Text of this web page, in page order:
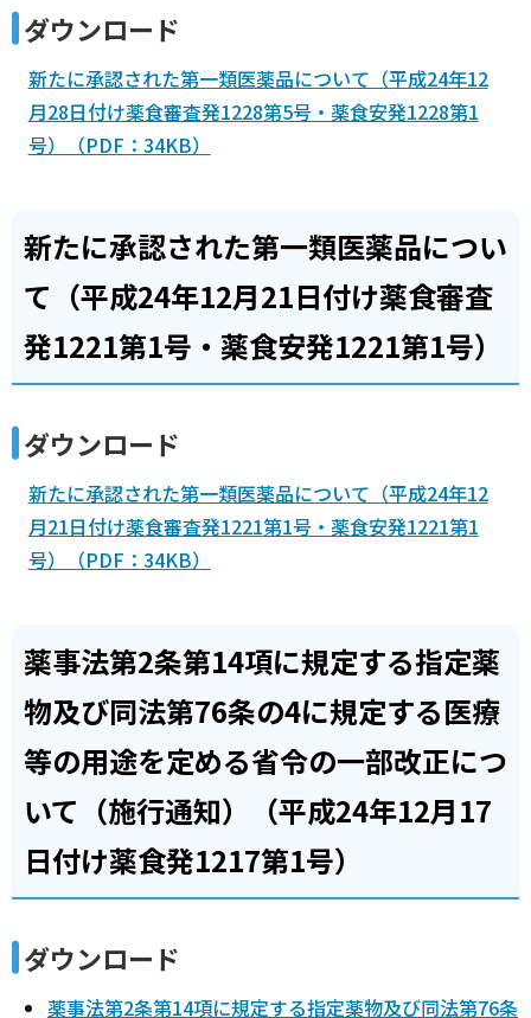
ダウンロード
新たに承認された第一類医薬品について（平成24年12
月28日付け薬食審査発1228第5号・薬食安発1228第1
号）（PDF：34KB）
新たに承認された第一類医薬品につい
て（平成24年12月21日付け薬食審査
発1221第1号・薬食安発1221第1号）
ダウンロード
新たに承認された第一類医薬品について（平成24年12
月21日付け薬食審査発1221第1号・薬食安発1221第1
号）（PDF：34KB）
薬事法第2条第14項に規定する指定薬
物及び同法第76条の4に規定する医療
等の用途を定める省令の一部改正につ
いて（施行通知）（平成24年12月17
日付け薬食発1217第1号）
ダウンロード
薬事法第2条第14項に規定する指定薬物及び同法第76条